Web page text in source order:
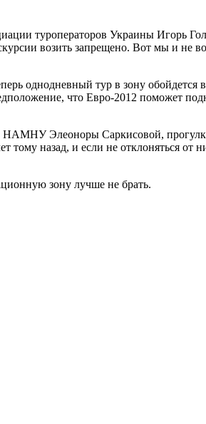
туроператоров Украины Игорь
возить запрещено. Вот мы и не
однодневный тур в зону обойдется
что Евро-2012 поможет
НАМНУ Элеоноры Саркисовой,
тому назад, и если не отклоняться от
зону лучше не брать.